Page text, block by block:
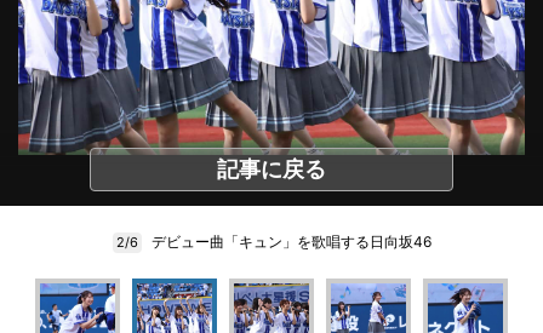
記事に戻る
2/6 デビュー曲「キュン」を歌唱する日向坂46